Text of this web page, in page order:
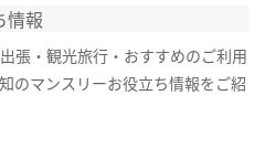
情報
張・観光旅行・おすすめのご利用
のマンスリーお役立ち情報をご紹